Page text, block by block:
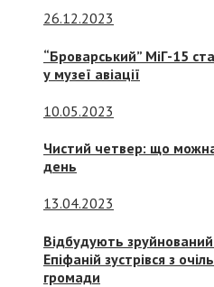
26.12.2023
“Броварський” МіГ-15
у музеї авіації
10.05.2023
Чистий четвер: що
день
13.04.2023
Відбудують
Епіфаній зустрівся з
громади